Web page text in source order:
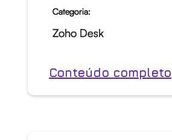
Categoria:
Zoho Desk
Conteúdo completo